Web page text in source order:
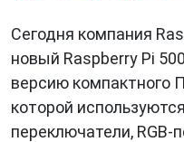
Механические
имеют механический
клавишей. При
механический
регистрируется и
Сегодня компания
новый Raspberry Pi
версию компактного
которой
переключатели, RGB-